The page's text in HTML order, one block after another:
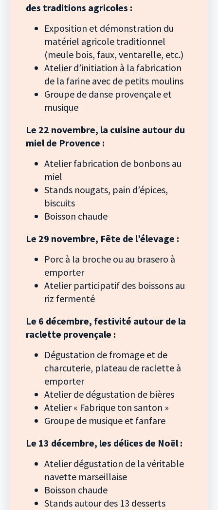
des traditions agricoles :
Exposition et démonstration du
matériel agricole traditionnel
(meule bois, faux, ventarelle, etc.)
Atelier d’initiation à la fabrication
de la farine avec de petits moulins
Groupe de danse provençale et
musique
Le 22 novembre, la cuisine autour du
miel de Provence :
Atelier fabrication de bonbons au
miel
Stands nougats, pain d’épices,
biscuits
Boisson chaude
Le 29 novembre, Fête de l’élevage :
Porc à la broche ou au brasero à
emporter
Atelier participatif des boissons au
riz fermenté
Le 6 décembre, festivité autour de la
raclette provençale :
Dégustation de fromage et de
charcuterie, plateau de raclette à
emporter
Atelier de dégustation de bières
Atelier « Fabrique ton santon »
Groupe de musique et fanfare
Le 13 décembre, les délices de Noël :
Atelier dégustation de la véritable
navette marseillaise
Boisson chaude
Stands autour des 13 desserts